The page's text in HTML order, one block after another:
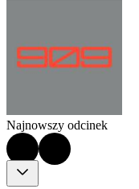
Najnowszy odcinek